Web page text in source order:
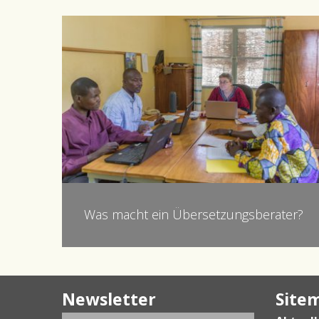
Was macht ein Übersetzungsberater?
Newsletter